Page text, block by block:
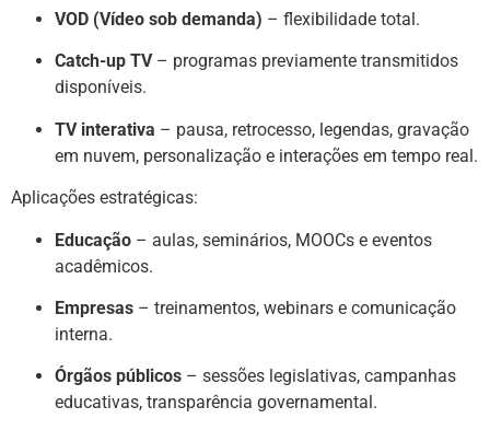
VOD (Vídeo sob demanda) – flexibilidade total.
Catch-up TV– programas previamente transmitidos
disponíveis.
TV interativa – pausa, retrocesso, legendas, gravação
em nuvem, personalização e interações em tempo real.
Aplicações estratégicas:
Educação – aulas, seminários, MOOCs e eventos
acadêmicos.
Empresas – treinamentos, webinars e comunicação
interna.
Órgãos públicos – sessões legislativas, campanhas
educativas, transparência governamental.